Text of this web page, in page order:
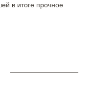
в итоге прочное